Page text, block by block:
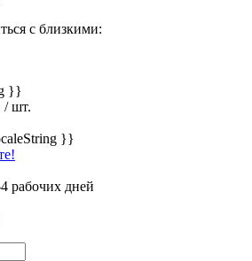
с близкими:
}}
/ шт.
}}
рабочих дней